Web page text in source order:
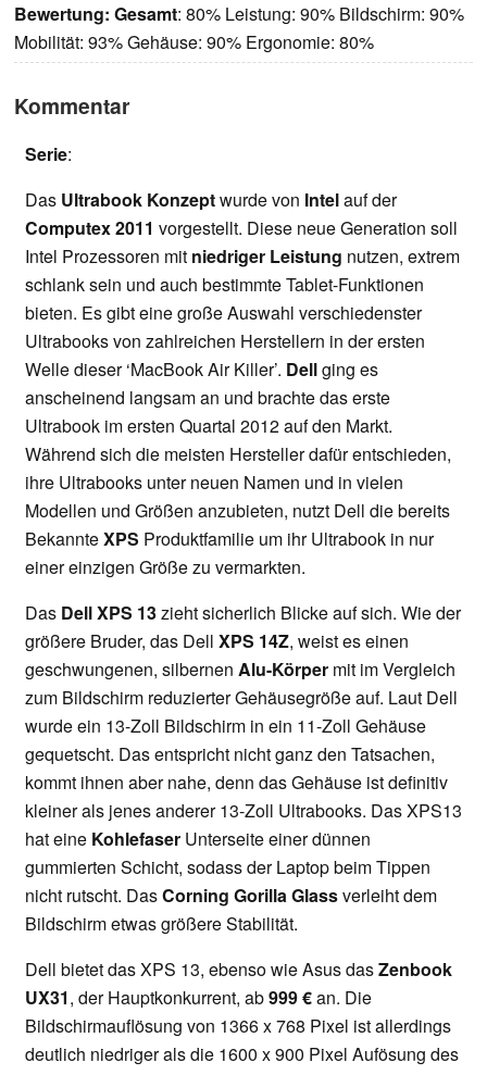
Bewertung: Gesamt: 80% Leistung: 90% Bildschirm: 90%
Mobilität: 93% Gehäuse: 90% Ergonomie: 80%
Kommentar
Serie:
Das Ultrabook Konzeptwurde von Intelauf der
Computex 2011 vorgestellt. Diese neue Generation soll
Intel Prozessoren mit niedriger Leistung nutzen, extrem
schlank sein und auch bestimmte Tablet-Funktionen
bieten. Es gibt eine große Auswahl verschiedenster
Ultrabooks von zahlreichen Herstellern in der ersten
Welle dieser ‘MacBook Air Killer’. Dellging es
anscheinend langsam an und brachte das erste
Ultrabook im ersten Quartal 2012 auf den Markt.
Während sich die meisten Hersteller dafür entschieden,
ihre Ultrabooks unter neuen Namen und in vielen
Modellen und Größen anzubieten, nutzt Dell die bereits
BekannteXPS Produktfamilie um ihr Ultrabook in nur
einer einzigen Größe zu vermarkten.
Das Dell XPS 13zieht sicherlich Blicke auf sich. Wie der
größere Bruder, das Dell XPS 14Z, weist es einen
geschwungenen, silbernen Alu-Körper mit im Vergleich
zum Bildschirm reduzierter Gehäusegröße auf. Laut Dell
wurde ein 13-Zoll Bildschirm in ein 11-Zoll Gehäuse
gequetscht. Das entspricht nicht ganz den Tatsachen,
kommt ihnen aber nahe, denn das Gehäuse ist definitiv
kleiner als jenes anderer 13-Zoll Ultrabooks. Das XPS13
hat eine Kohlefaser Unterseite einer dünnen
gummierten Schicht, sodass der Laptop beim Tippen
nicht rutscht. DasCorning Gorilla Glassverleiht dem
Bildschirm etwas größere Stabilität.
Dell bietet das XPS 13, ebenso wie Asus dasZenbook
UX31, der Hauptkonkurrent, ab999 €an. Die
Bildschirmauflösung von 1366 x 768 Pixel ist allerdings
deutlich niedriger als die 1600 x 900 Pixel Aufösung des